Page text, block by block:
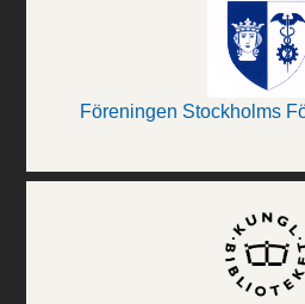
Föreningen Stockholms